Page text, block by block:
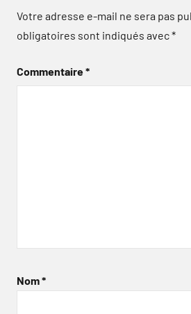
Votre adresse e-mail ne sera pas
obligatoires sont indiqués avec*
Commentaire*
Nom*